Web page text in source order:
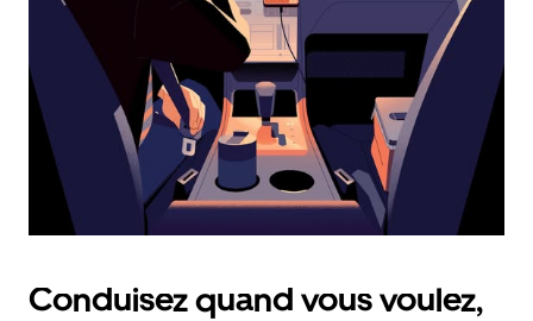
d'échappement
pour
fermer
calendrier.
Conduisez quand vous voulez,